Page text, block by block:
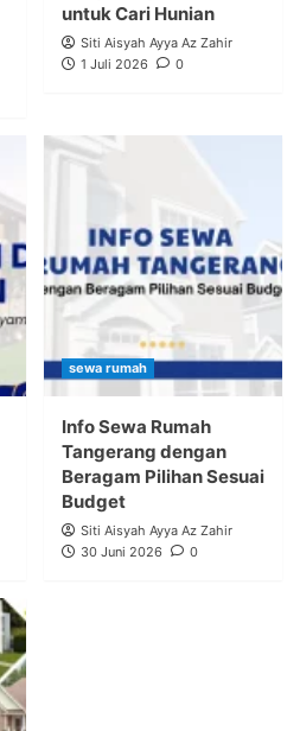
untuk Cari Hunian
Siti Aisyah Ayya Az Zahir
1 Juli 2026
0
sewa rumah
Info Sewa Rumah
Tangerang dengan
Beragam Pilihan Sesuai
Budget
Siti Aisyah Ayya Az Zahir
30 Juni 2026
0